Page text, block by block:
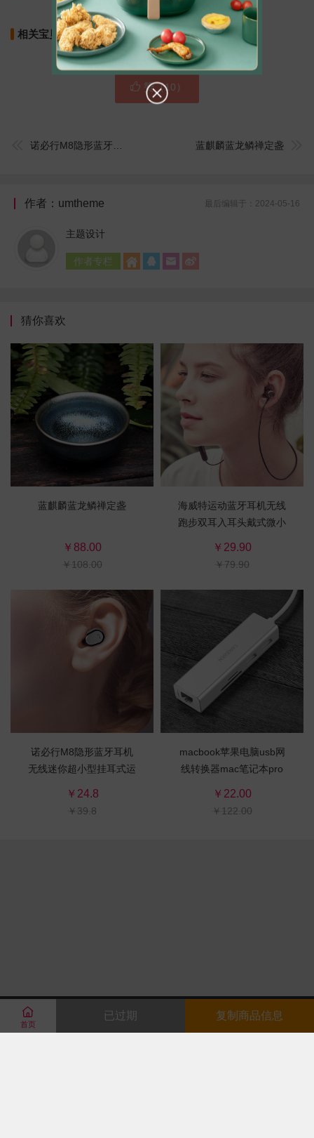

首页
已过期 复制商品信息
相关宝贝（点击我换一批）
 赞（10 ）
诺必行M8隐形蓝牙耳机无线迷你超小型挂耳式运动开车单入耳塞微型头戴式超长待机 蓝麒麟蓝龙鳞禅定盏
最后编辑于：2024-05-16
作者：umtheme
主题设计
作者专栏    
猜你喜欢
蓝麒麟蓝龙鳞禅定盏
￥88.00
￥108.00
海威特运动蓝牙耳机无线
跑步双耳入耳头戴式微小
￥29.90
￥79.90
诺必行M8隐形蓝牙耳机
无线迷你超小型挂耳式运
￥24.8
￥39.8
macbook苹果电脑usb网
线转换器mac笔记本pro
￥22.00
￥122.00
       123-4567890